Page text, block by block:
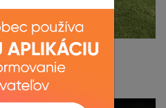
Košice - okolie